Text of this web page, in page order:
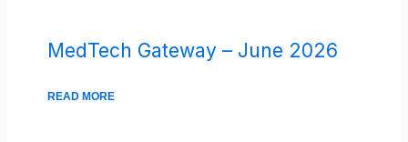
MedTech Gateway – June 2026
READ MORE